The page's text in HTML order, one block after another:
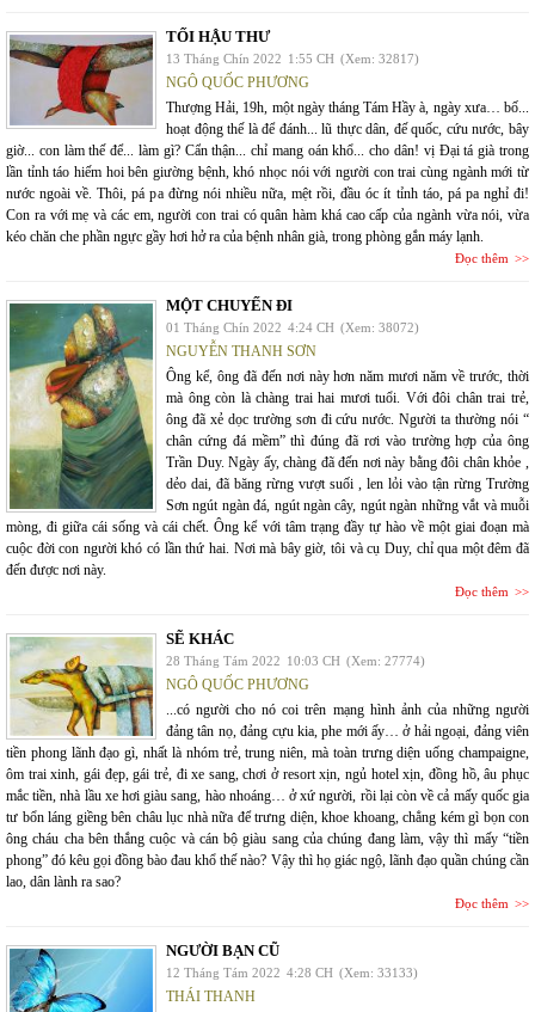
TỐI HẬU THƯ
13 Tháng Chín 2022 1:55 CH (Xem: 32817)
NGÔ QUỐC PHƯƠNG
Thượng Hải, 19h, một ngày tháng Tám Hầy à, ngày xưa… bố...
hoạt động thế là để đánh... lũ thực dân, đế quốc, cứu nước, bây
giờ... con làm thế để... làm gì? Cẩn thận... chỉ mang oán khổ... cho dân! vị Đại tá già trong
lần tỉnh táo hiếm hoi bên giường bệnh, khó nhọc nói với người con trai cùng ngành mới từ
nước ngoài về. Thôi, pá pa đừng nói nhiều nữa, mệt rồi, đầu óc ít tỉnh táo, pá pa nghỉ đi!
Con ra với mẹ và các em, người con trai có quân hàm khá cao cấp của ngành vừa nói, vừa
kéo chăn che phần ngực gầy hơi hở ra của bệnh nhân già, trong phòng gắn máy lạnh.
Đọc thêm
MỘT CHUYẾN ĐI
01 Tháng Chín 2022 4:24 CH (Xem: 38072)
NGUYỄN THANH SƠN
Ông kể, ông đã đến nơi này hơn năm mươi năm về trước, thời
mà ông còn là chàng trai hai mươi tuổi. Với đôi chân trai trẻ,
ông đã xẻ dọc trường sơn đi cứu nước. Người ta thường nói “
chân cứng đá mềm” thì đúng đã rơi vào trường hợp của ông
Trần Duy. Ngày ấy, chàng đã đến nơi này bằng đôi chân khỏe ,
dẻo dai, đã băng rừng vượt suối , len lỏi vào tận rừng Trường
Sơn ngút ngàn đá, ngút ngàn cây, ngút ngàn những vắt và muỗi
mòng, đi giữa cái sống và cái chết. Ông kể với tâm trạng đầy tự hào về một giai đoạn mà
cuộc đời con người khó có lần thứ hai. Nơi mà bây giờ, tôi và cụ Duy, chỉ qua một đêm đã
đến được nơi này.
Đọc thêm
SẼ KHÁC
28 Tháng Tám 2022 10:03 CH (Xem: 27774)
NGÔ QUỐC PHƯƠNG
...có người cho nó coi trên mạng hình ảnh của những người
đảng tân nọ, đảng cựu kia, phe mới ấy… ở hải ngoại, đảng viên
tiền phong lãnh đạo gì, nhất là nhóm trẻ, trung niên, mà toàn trưng diện uống champaigne,
ôm trai xinh, gái đẹp, gái trẻ, đi xe sang, chơi ở resort xịn, ngủ hotel xịn, đồng hồ, âu phục
mắc tiền, nhà lầu xe hơi giàu sang, hào nhoáng… ở xứ người, rồi lại còn về cả mấy quốc gia
tư bổn láng giềng bên châu lục nhà nữa để trưng diện, khoe khoang, chẳng kém gì bọn con
ông cháu cha bên thắng cuộc và cán bộ giàu sang của chúng đang làm, vậy thì mấy “tiền
phong” đó kêu gọi đồng bào đau khổ thế nào? Vậy thì họ giác ngộ, lãnh đạo quần chúng cần
lao, dân lành ra sao?
Đọc thêm
NGƯỜI BẠN CŨ
12 Tháng Tám 2022 4:28 CH (Xem: 33133)
THÁI THANH